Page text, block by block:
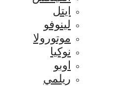
ايتل
لينوفو
موتورولا
نوكيا
اوبو
ريلمي